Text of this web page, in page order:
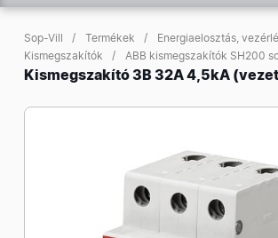
Sop-Vill Termékek
Energiaelosztás,
Kismegszakítók
ABB kismegszakítók SH200
Kismegszakító 3B 32A 4,5kA